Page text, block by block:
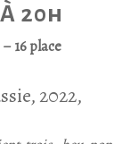
20h
16 place
2022,